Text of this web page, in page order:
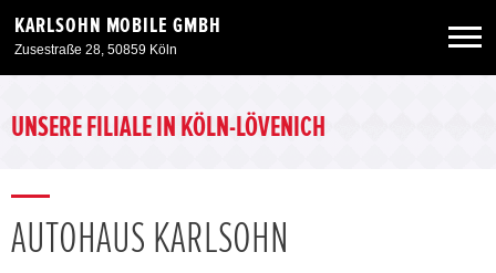
KARLSOHN MOBILE GMBH
Zusestraße 28, 50859 Köln
Angebote
UNSERE FILIALE IN KÖLN-LÖVENICH
AUTOHAUS KARLSOHN